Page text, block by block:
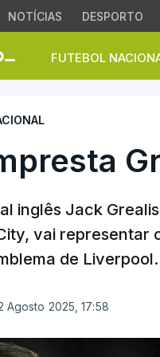
NOTÍCIAS DESPORTO
FUTEBOL
inglês Jack
vai representar
de Liverpool.
Agosto 2025, 17:58